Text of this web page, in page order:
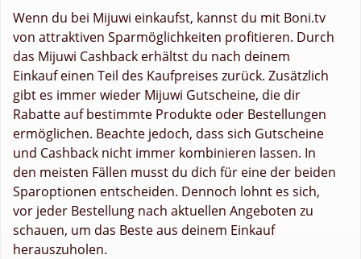
Wenn du bei Mijuwi einkaufst, kannst du mit Boni.tv
von attraktiven Sparmöglichkeiten profitieren. Durch
das Mijuwi Cashback erhältst du nach deinem
Einkauf einen Teil des Kaufpreises zurück. Zusätzlich
gibt es immer wieder Mijuwi Gutscheine, die dir
Rabatte auf bestimmte Produkte oder Bestellungen
ermöglichen. Beachte jedoch, dass sich Gutscheine
und Cashback nicht immer kombinieren lassen. In
den meisten Fällen musst du dich für eine der beiden
Sparoptionen entscheiden. Dennoch lohnt es sich,
vor jeder Bestellung nach aktuellen Angeboten zu
schauen, um das Beste aus deinem Einkauf
herauszuholen.